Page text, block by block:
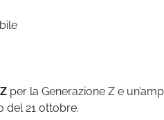
per la Generazione Z e
del 21 ottobre.